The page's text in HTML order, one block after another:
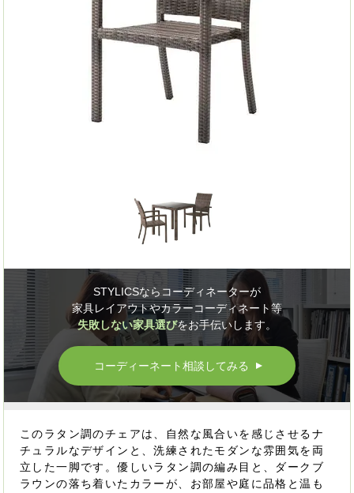
STYLICSならコーディネーターが
家具レイアウトやカラーコーディネート等
失敗しない家具選びをお手伝いします。
コーディーネート相談してみる ▲
このラタン調のチェアは、自然な風合いを感じさせるナ
チュラルなデザインと、洗練されたモダンな雰囲気を両
立した一脚です。優しいラタン調の編み目と、ダークブ
ラウンの落ち着いたカラーが、お部屋や庭に品格と温も